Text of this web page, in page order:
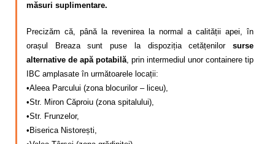
măsuri suplimentare.
Precizăm că, până la revenirea la normal a calității apei, în
orașul Breaza sunt puse la dispoziția cetățenilor surse
alternative de apă potabilă, prin intermediul unor containere tip
IBC amplasate în următoarele locații:
•Aleea Parcului (zona blocurilor – liceu),
•Str. Miron Căproiu (zona spitalului),
•Str. Frunzelor,
•Biserica Nistorești,